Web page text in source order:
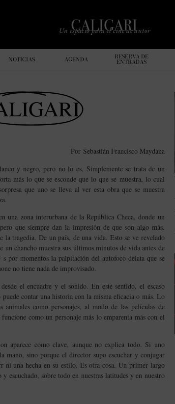
Un espacio para el cine de autor
NOTICIAS AGENDA RESERVA DE
ENTRADAS
Por Sebastián Francisco Maydana
y negro, pero no lo es. Simplemente se trata de un
más lo que se esconde que lo que se muestra, lo cual
que uno se lleva al ver esta obra que se muestra
una zona interurbana de la República Checa, donde un
que siempre dan la impresión de que son algo más.
la tragedia. De un país, de una vida. Esto se ve revelado
chancho muestra sus últimos minutos de vida antes de
por momentos la palpitación del autofoco delata que se
no tiene nada de improvisado.
el encuadre y el sonido. En este sentido, el escaso
contar una historia con la misma eficacia o más. Lo
como personajes, al modo de las películas de
como un personaje más lo emparenta más con el
aparece como clave, aunque no explica todo. Si uno
mano, sino porque el director supo escuchar y conjugar
ni una hecha en su estilo. Es otra cosa. Un primer largo
escuchado, sobre todo en nuestras latitudes y en nuestro